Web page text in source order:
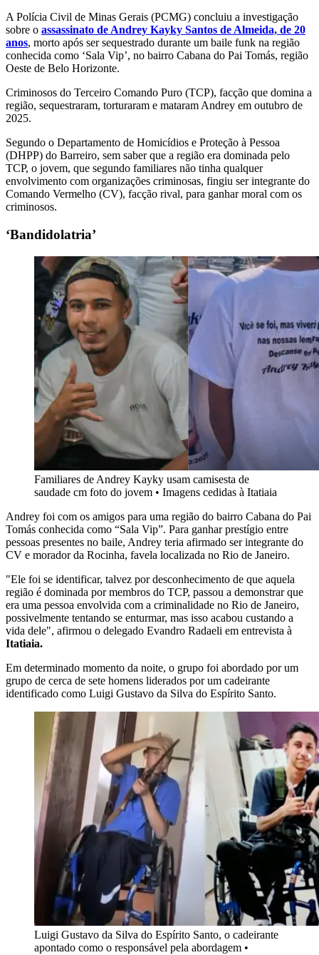
A Polícia Civil de Minas Gerais (PCMG) concluiu a investigação
sobre o assassinato de Andrey Kayky Santos de Almeida, de 20
anos, morto após ser sequestrado durante um baile funk na região
conhecida como ‘Sala Vip’, no bairro Cabana do Pai Tomás, região
Oeste de Belo Horizonte.
Criminosos do Terceiro Comando Puro (TCP), facção que domina a
região, sequestraram, torturaram e mataram Andrey em outubro de
2025.
Segundo o Departamento de Homicídios e Proteção à Pessoa
(DHPP) do Barreiro, sem saber que a região era dominada pelo
TCP, o jovem, que segundo familiares não tinha qualquer
envolvimento com organizações criminosas, fingiu ser integrante do
Comando Vermelho (CV), facção rival, para ganhar moral com os
criminosos.
‘Bandidolatria’
Familiares de Andrey Kayky usam camisesta de
saudade cm foto do jovem • Imagens cedidas à Itatiaia
Andrey foi com os amigos para uma região do bairro Cabana do Pai
Tomás conhecida como “Sala Vip”. Para ganhar prestígio entre
pessoas presentes no baile, Andrey teria afirmado ser integrante do
CV e morador da Rocinha, favela localizada no Rio de Janeiro.
"Ele foi se identificar, talvez por desconhecimento de que aquela
região é dominada por membros do TCP, passou a demonstrar que
era uma pessoa envolvida com a criminalidade no Rio de Janeiro,
possivelmente tentando se enturmar, mas isso acabou custando a
vida dele", afirmou o delegado Evandro Radaeli em entrevista à
Itatiaia.
Em determinado momento da noite, o grupo foi abordado porum
grupo de cerca de sete homens liderados por um cadeirante
identificado como Luigi Gustavo da Silva do Espírito Santo.
Luigi Gustavo da Silva do Espírito Santo, o cadeirante
apontado como o responsável pela abordagem •